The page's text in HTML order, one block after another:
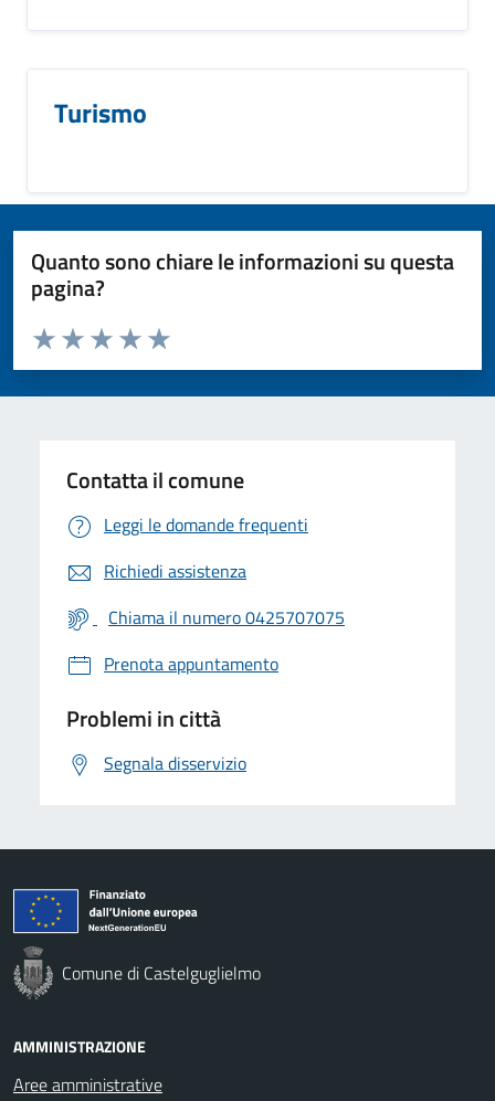
Turismo
Quanto sono chiare le informazioni su questa
pagina?
Valuta da 1 a 5 stelle la pagina
Valuta 5 stelle su 5
Valuta 4 stelle su 5
Valuta 3 stelle su 5
Valuta 2 stelle su 5
Valuta 1 stelle su 5
Contatta il comune
Leggi le domande frequenti
Richiedi assistenza
Chiama il numero 0425707075
Prenota appuntamento
Problemi in città
Segnala disservizio
Comune di Castelguglielmo
AMMINISTRAZIONE
Aree amministrative